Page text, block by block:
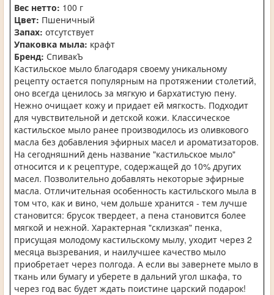
Вес нетто: 100 г
Цвет: Пшеничный
Запах: отсутствует
Упаковка мыла: крафт
Бренд: СпивакЪ
Кастильское мыло благодаря своему уникальному
рецепту остается популярным на протяжении столетий,
оно всегда ценилось за мягкую и бархатистую пену.
Нежно очищает кожу и придает ей мягкость. Подходит
для чувствительной и детской кожи. Классическое
кастильское мыло ранее производилось из оливкового
масла без добавления эфирных масел и ароматизаторов.
На сегодняшний день название "кастильское мыло"
относится и к рецептуре, содержащей до 10% других
масел. Позволительно добавлять некоторые эфирные
масла. Отличительная особенность кастильского мыла в
том что, как и вино, чем дольше хранится - тем лучше
становится: брусок твердеет, а пена становится более
мягкой и нежной. Характерная "склизкая" пенка,
присущая молодому кастильскому мылу, уходит через 2
месяца вызревания, и наилучшее качество мыло
приобретает через полгода. А если вы завернете мыло в
ткань или бумагу и уберете в дальний угол шкафа, то
через год вас будет ждать поистине царский подарок!